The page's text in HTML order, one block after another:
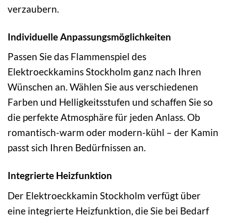
verzaubern.
Individuelle Anpassungsmöglichkeiten
Passen Sie das Flammenspiel des
Elektroeckkamins Stockholm ganz nach Ihren
Wünschen an. Wählen Sie aus verschiedenen
Farben und Helligkeitsstufen und schaffen Sie so
die perfekte Atmosphäre für jeden Anlass. Ob
romantisch-warm oder modern-kühl – der Kamin
passt sich Ihren Bedürfnissen an.
Integrierte Heizfunktion
Der Elektroeckkamin Stockholm verfügt über
eine integrierte Heizfunktion, die Sie bei Bedarf